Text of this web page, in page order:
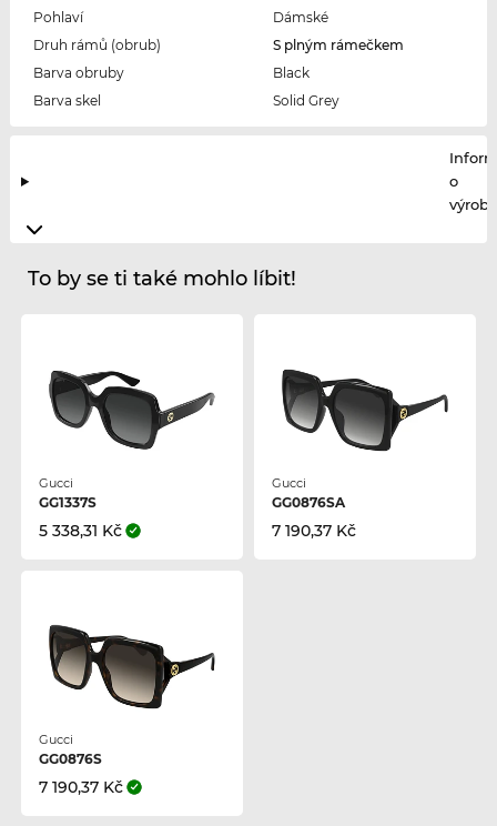
Pohlaví
Dámské
Druh rámů (obrub)
S plným rámečkem
Barva obruby
Black
Barva skel
Solid Grey
o
To by se ti také mohlo líbit!
Gucci
GG1337S
5 338,31 Kč
Gucci
GG0876SA
7 190,37 Kč
Gucci
GG0876S
7 190,37 Kč